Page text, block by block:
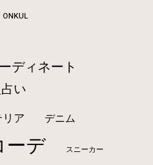
ONKUL
ディネート
い
ア デニム
ーデ スニーカー